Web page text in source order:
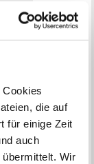
die auf
für einige Zeit
auch
Wir
zum